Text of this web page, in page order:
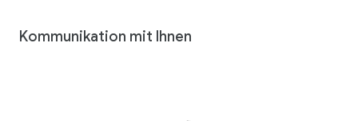
Kommunikation mit Ihnen